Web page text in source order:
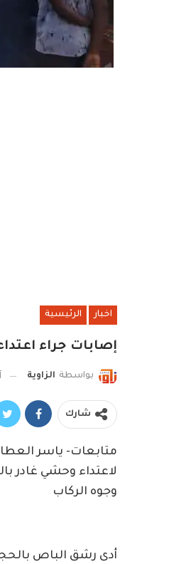
اخبار الرئيسية
إصابات جراء
بواسطة الزاوية
شارك
متابعات- ياسر
لاعتداء وحشي غادر
وجوه الركاب
أدى رشق الباص